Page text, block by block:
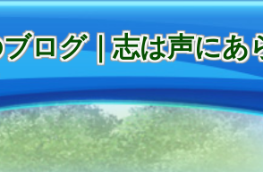
ログ｜志は声にあ